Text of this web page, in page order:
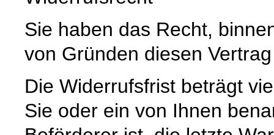
Sie haben das Recht,
von Gründen diesen
Die Widerrufsfrist beträgt
Sie oder ein von Ihnen